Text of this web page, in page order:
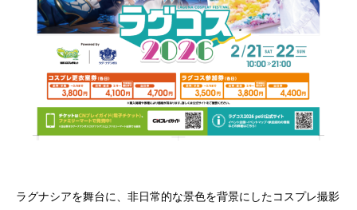
ラグナシアを舞台に、非日常的な景色を背景にしたコスプレ撮影